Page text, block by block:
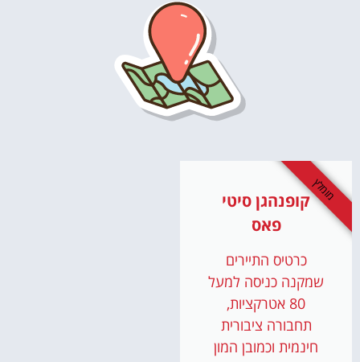
קופנהגן סיטי
פאס
כרטיס התיירים
שמקנה כניסה למעל
80 אטרקציות,
תחבורה ציבורית
חינמית וכמובן המון
מומלץ